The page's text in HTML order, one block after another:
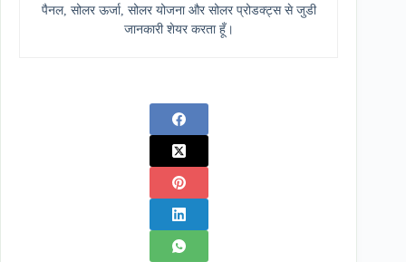
पैनल, सोलर ऊर्जा, सोलर योजना और सोलर प्रोडक्ट्स से जुडी
जानकारी शेयर करता हूँ।